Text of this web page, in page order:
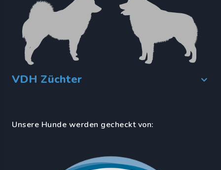
VDH Züchter
Unsere Hunde werden gecheckt von: